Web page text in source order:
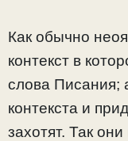
Как обычно
контекст в
слова Писания;
контекста и
захотят. Так